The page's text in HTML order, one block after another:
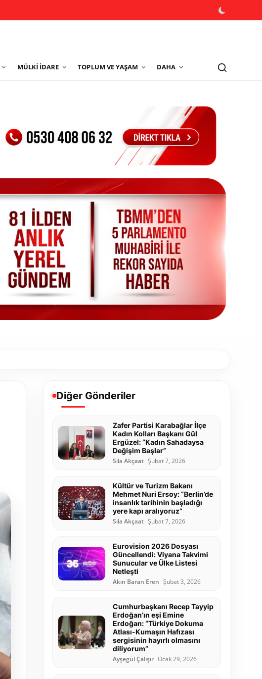
MÜLKI İDARE TOPLUM VE YAŞAM DAHA
Diğer Gönderiler
Zafer Partisi Karabağlar İlçe
Kadın Kolları Başkanı Gül
Ergüzel: “Kadın Sahadaysa
Değişim Başlar”
Sıla Akçaat Şubat 7, 2026
Kültür ve Turizm Bakanı
Mehmet Nuri Ersoy: “Berlin’de
insanlık tarihinin başladığı
yere kapı aralıyoruz”
Sıla Akçaat Şubat 7, 2026
Eurovision 2026 Dosyası
Güncellendi: Viyana Takvimi
Sunucular ve Ülke Listesi
Netleşti
Akın Baran Eren Şubat 3, 2026
Cumhurbaşkanı Recep Tayyip
Erdoğan’ın eşi Emine
Erdoğan: “Türkiye Dokuma
Atlası-Kumaşın Hafızası
sergisinin hayırlı olmasını
diliyorum”
Ayşegül Çalışır Ocak 29, 2026